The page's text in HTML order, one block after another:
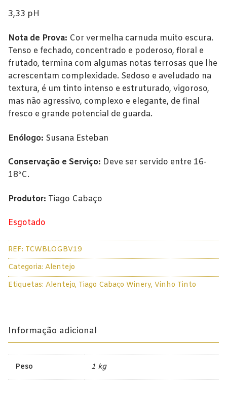
Vinhos do Porto
Ruby
Vintage
Tawny
Branco
Espumantes
Champagne
Espumantes
Licorosos
Vale Presente
Em Destaque
3,33 pH
Nota de Prova: Cor vermelha carnuda muito escura.
Tenso e fechado, concentrado e poderoso, floral e
frutado, termina com algumas notas terrosas que lhe
acrescentam complexidade. Sedoso e aveludado na
textura, é um tinto intenso e estruturado, vigoroso,
mas não agressivo, complexo e elegante, de final
fresco e grande potencial de guarda.
Enólogo: Susana Esteban
Conservação e Serviço: Deve ser servido entre 16-
18ºC.
Produtor: Tiago Cabaço
Esgotado
REF: TCWBLOGBV19
Categoria: Alentejo
Etiquetas: Alentejo, Tiago Cabaço Winery, Vinho Tinto
Informação adicional
Peso 1 kg